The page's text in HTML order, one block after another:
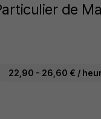
de
22,90 - 26,60 € /